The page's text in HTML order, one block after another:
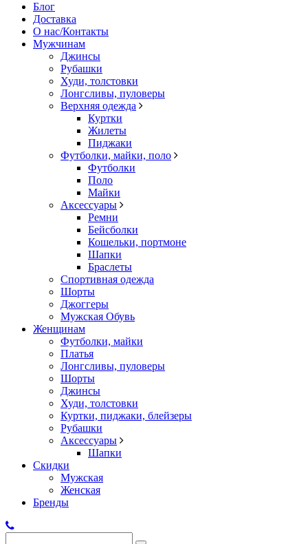
Блог
Доставка
О нас/Контакты
Мужчинам
Джинсы
Рубашки
Худи, толстовки
Лонгсливы, пуловеры
Верхняя одежда
Куртки
Жилеты
Пиджаки
Футболки, майки, поло
Футболки
Поло
Майки
Аксессуары
Ремни
Бейсболки
Кошельки, портмоне
Шапки
Браслеты
Спортивная одежда
Шорты
Джоггеры
Мужская Обувь
Женщинам
Футболки, майки
Платья
Лонгсливы, пуловеры
Шорты
Джинсы
Худи, толстовки
Куртки, пиджаки, блейзеры
Рубашки
Аксессуары
Шапки
Скидки
Мужская
Женская
Бренды